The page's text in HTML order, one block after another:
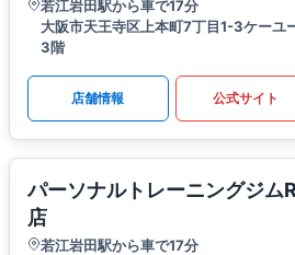
若江岩田駅から車で17分
大阪市天王寺区上本町7丁目1-3ケーユ
3階
店舗情報 公式サイト
パーソナルトレーニングジム
店
若江岩田駅から車で17分